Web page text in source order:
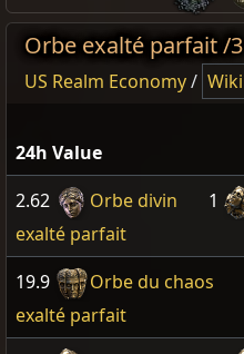
Orbe exalté parfait /3
US Realm Economy/ Wiki
24h Value
2.62
Orbe divin 1
exalté parfait
19.9 Orbe du chaos
exalté parfait